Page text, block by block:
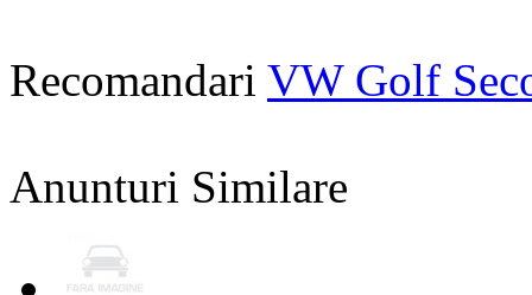
Recomandari VW Golf
Anunturi Similare